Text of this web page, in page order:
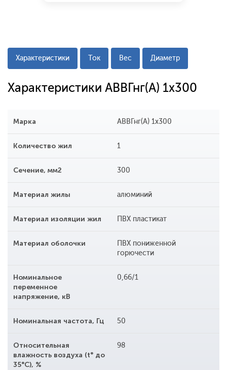
Характеристики Ток Вес Диаметр
Характеристики АВВГнг(А) 1x300
Марка АВВГнг(А) 1x300
Количество жил 1
Сечение, мм2 300
Материал жилы алюминий
Материал изоляции жил ПВХ пластикат
Материал оболочки
ПВХ пониженной
горючести
Номинальное
переменное
напряжение, кВ
0,66/1
Номинальная частота, Гц 50
Относительная
влажность воздуха (t° до
35°С), %
98